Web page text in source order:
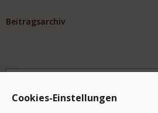
Cookies-Einstellungen
Beitragsarchiv
Archiv